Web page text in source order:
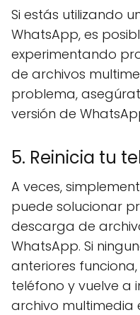
Si estás utilizando
WhatsApp, es
experimentando
de archivos
problema,
versión de
5. Reinicia tu
A veces,
puede solucionar
descarga de
WhatsApp. Si
anteriores
teléfono y vuelve a
archivo multimedia